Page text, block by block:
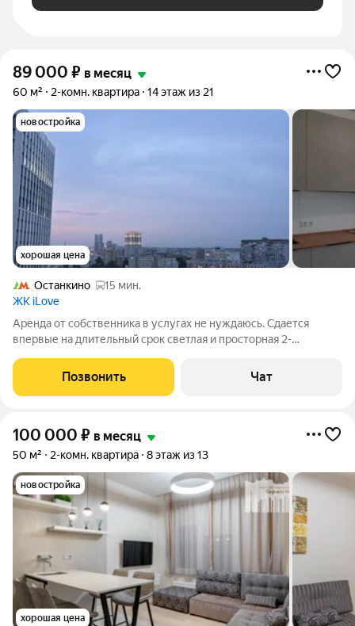
89 000 ₽ в месяц
60 м² 2-комн. квартира 14 этаж из 21
новостройка
хорошая цена
Останкино
15 мин.
ЖК iLove
Аренда от собственника в услугах не нуждаюсь. Сдается
впервые на длительный срок светлая и просторная 2-
Москва, ул. Годовикова, 11А. Главное преимущество
планировки квартира-«распашонка» с
Позвонить Чат
100 000 ₽ в месяц
50 м² 2-комн. квартира 8 этаж из 13
новостройка
хорошая цена